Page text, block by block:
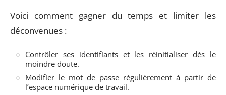
Voici comment gagner du temps et limiter les
déconvenues :
Contrôler ses identifiants et les réinitialiser dès le
moindre doute.
Modifier le mot de passe régulièrement à partir de
l’espace numérique de travail.